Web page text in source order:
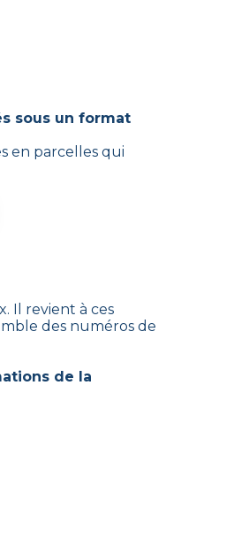
sous un format
en parcelles qui
Il revient à ces
des numéros de
de la